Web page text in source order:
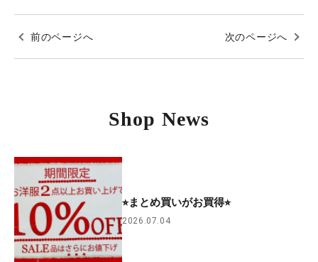
前のページへ 次のページへ
Shop News
⭐︎まとめ買いがお買得⭐︎
2026.07.04